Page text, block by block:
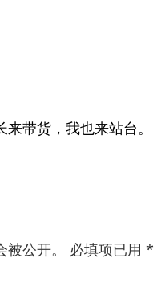
带货，我也来站台。
公开。 必填项已用 *